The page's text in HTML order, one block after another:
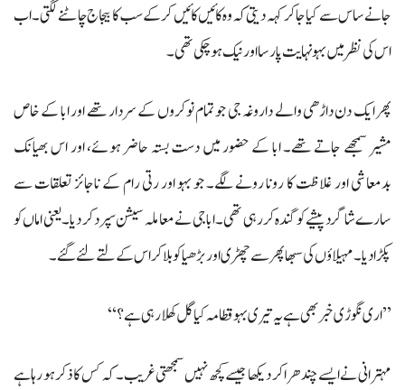
جانے ساس سے کیا جا کر کہہ دیتی کہ وہ کائیں کائیں کر کے سب کا بیجاج چاٹنے لگتی۔اب
اس کی نظر میں بہو نہایت پار سا اور نیک ہو چکی تھی۔
پھر ایک دن داڑھی والے داروغہ جی جو تمام نوکروں کے سردار تھے اور ابا کے خاص
مشیر سمجھے جاتے تھے۔ ابا کے حضور میں دست بستہ حاضر ہوئے، اور اس بھیانک
بدمعاشی اور غلاظت کا رونا رونے لگے۔ جو بہو اور رتی رام کے ناجائز تعلقات سے
سارے شاگرد پیشے کو گندہ کر رہی تھی۔ابا جی نے معاملہ سیشن سپرد کر دیا۔ یعنی اماں کو
پکڑا دیا۔ مہیلاؤں کی سبھا پھر سے چھڑی اور بڑھیا کو بلا کر اس کے لتے لئے گئے۔
’’اری نگوڑی خبر بھی ہے یہ تیری بہو قطامہ کیا گل کھلا رہی ہے؟‘‘
مہترانی نے ایسے چندھرا کر دیکھا جیسے کچھ نہیں سمجھتی غریب۔ کہ کس کا ذکر ہو رہاہے